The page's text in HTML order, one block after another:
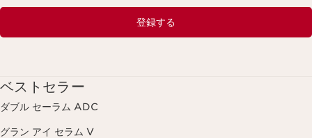
登録する
ベストセラー
ダブル セーラム ADC
グラン アイ セラム V